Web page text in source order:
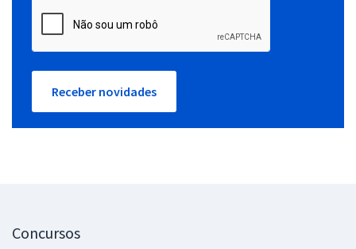
Receber novidades
Concursos